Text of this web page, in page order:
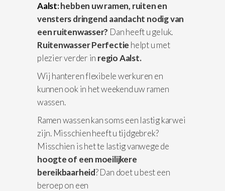
Aalst: hebben uw ramen, ruiten en
vensters dringend aandacht nodig van
een ruitenwasser? Dan heeft u geluk.
Ruitenwasser Perfectie helpt u met
plezier verder in regio Aalst.
Wij hanteren flexibele werkuren en
kunnen ook in het weekend uw ramen
wassen.
Ramen wassen kan soms een lastig karwei
zijn. Misschien heeft u tijdgebrek?
Misschien is het te lastig vanwege de
hoogte of een moeilijkere
bereikbaarheid? Dan doet u best een
beroep on een